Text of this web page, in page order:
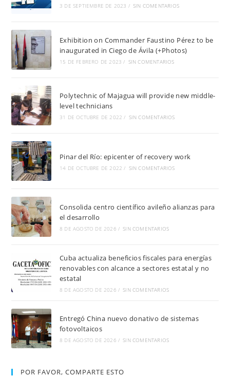
3 DE SEPTIEMBRE DE 2023 / SIN COMENTARIOS
Exhibition on Commander Faustino Pérez to be
inaugurated in Ciego de Ávila (+Photos)
15 DE FEBRERO DE 2023 / SIN COMENTARIOS
Polytechnic of Majagua will provide new middle-
level technicians
31 DE OCTUBRE DE 2022 / SIN COMENTARIOS
Pinar del Río: epicenter of recovery work
14 DE OCTUBRE DE 2022 / SIN COMENTARIOS
Consolida centro científico avileño alianzas para
el desarrollo
8 DE AGOSTO DE 2026 / SIN COMENTARIOS
Cuba actualiza beneficios fiscales para energías
renovables con alcance a sectores estatal y no
estatal
8 DE AGOSTO DE 2026 / SIN COMENTARIOS
Entregó China nuevo donativo de sistemas
fotovoltaicos
8 DE AGOSTO DE 2026 / SIN COMENTARIOS
POR FAVOR, COMPARTE ESTO